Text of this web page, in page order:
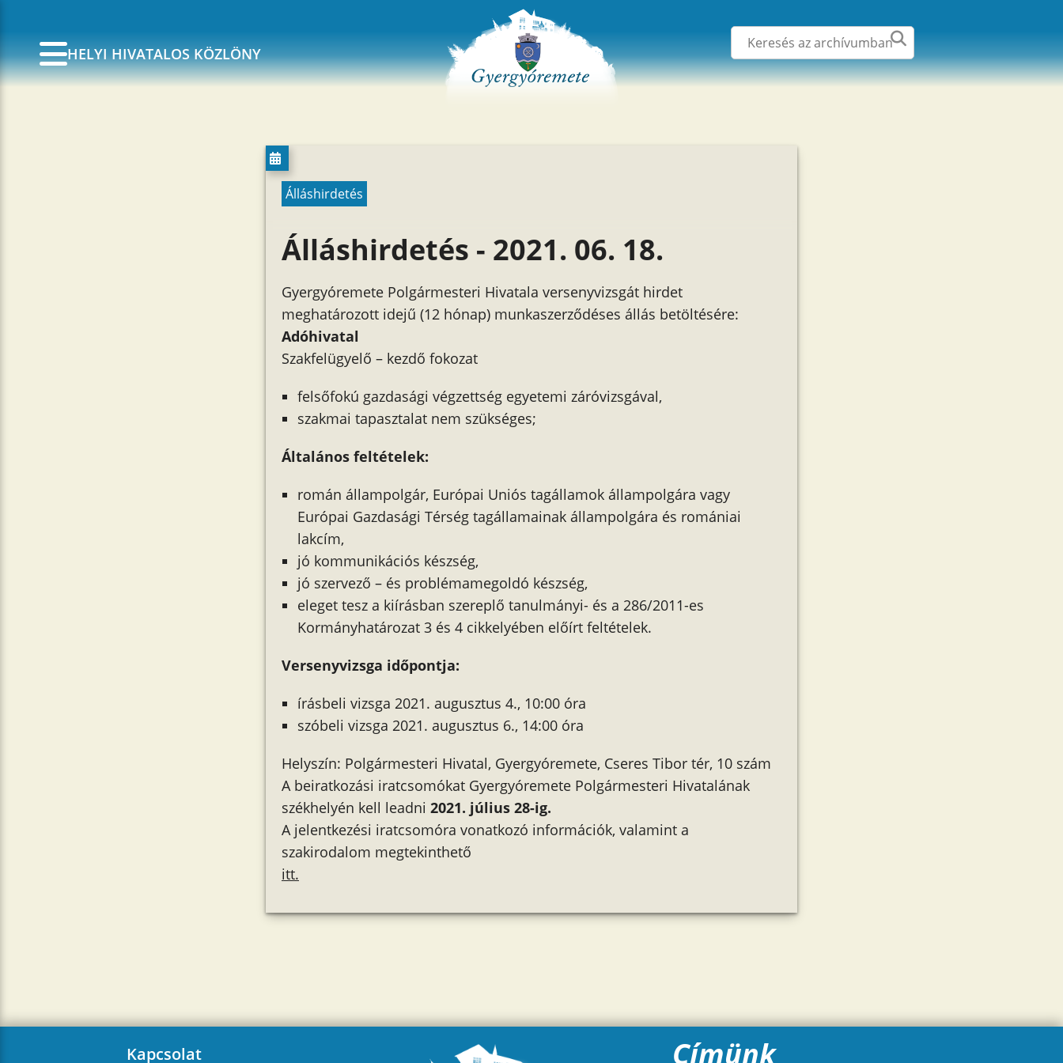
HELYI HIVATALOS KÖZLÖNY
Álláshirdetés
Álláshirdetés - 2021. 06. 18.
Gyergyóremete Polgármesteri Hivatala versenyvizsgát hirdet
meghatározott idejű (12 hónap) munkaszerződéses állás betöltésére:
Adóhivatal
Szakfelügyelő – kezdő fokozat
felsőfokú gazdasági végzettség egyetemi záróvizsgával,
szakmai tapasztalat nem szükséges;
Általános feltételek:
román állampolgár, Európai Uniós tagállamok állampolgára vagy
Európai Gazdasági Térség tagállamainak állampolgára és romániai
lakcím,
jó kommunikációs készség,
jó szervező – és problémamegoldó készség,
eleget tesz a kiírásban szereplő tanulmányi- és a 286/2011-es
Kormányhatározat 3 és 4 cikkelyében előírt feltételek.
Versenyvizsga időpontja:
írásbeli vizsga 2021. augusztus 4., 10:00 óra
szóbeli vizsga 2021. augusztus 6., 14:00 óra
Helyszín: Polgármesteri Hivatal, Gyergyóremete, Cseres Tibor tér, 10 szám
A beiratkozási iratcsomókat Gyergyóremete Polgármesteri Hivatalának
székhelyén kell leadni 2021. július 28-ig.
A jelentkezési iratcsomóra vonatkozó információk, valamint a
szakirodalom megtekinthető
itt.
Kapcsolat Címünk